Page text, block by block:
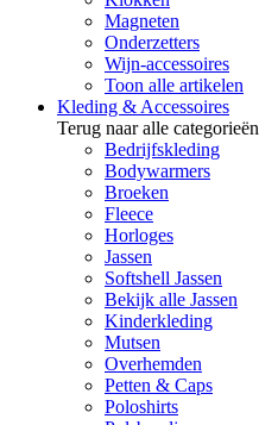
Magneten
Onderzetters
Wijn-accessoires
Toon alle artikelen
Kleding & Accessoires
Terug naar alle categorieën
Bedrijfskleding
Bodywarmers
Broeken
Fleece
Horloges
Jassen
Softshell Jassen
Bekijk alle Jassen
Kinderkleding
Mutsen
Overhemden
Petten & Caps
Poloshirts